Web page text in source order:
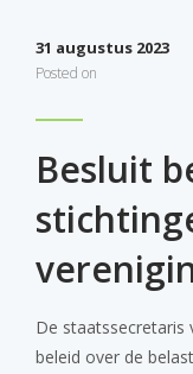
31 augustus 2023
Posted on
Besluit
De staatssecretaris
beleid over de